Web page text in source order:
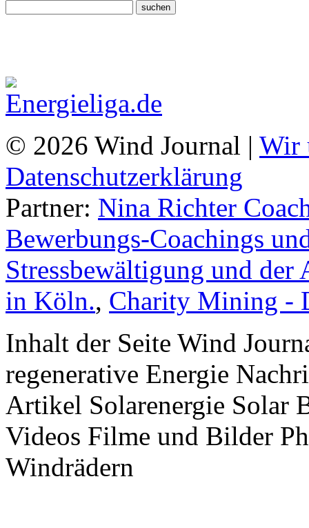
© 2026 Wind Journal | Wir
Datenschutzerklärung
Partner: Nina Richter
Bewerbungs-Coachings
Stressbewältigung und
in Köln., Charity Mining -
Inhalt der Seite Wind
regenerative Energie
Artikel Solarenergie Solar
Videos Filme und Bilder
Windrädern